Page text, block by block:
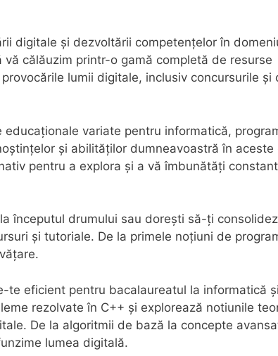
digitale și dezvoltării competențelor în
călăuzim printr-o gamă completă de resurse
lumii digitale, inclusiv concursurile și
variate pentru informatică,
și abilităților dumneavoastră în aceste
pentru a explora și a vă îmbunătăți constant
începutul drumului sau dorești să-ți
și tutoriale. De la primele noțiuni de
te eficient pentru bacalaureatul la informatică
rezolvate în C++ și explorează notiunile
De la algoritmii de bază la concepte
lumea digitală.